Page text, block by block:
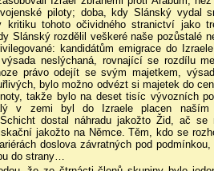
piloty; doba, kdy Slánský vydal
kritiku tohoto očividného stranictví jako
Slánský rozdělil veškeré naše pozůstalé
kandidátům emigrace do
neslýchaná, rovnající se rozdílu
právo odejít se svým majetkem,
bylo možno odvézt si majetek do
takže bylo na deset tisíc vývozních
v zemi byl do Izraele placen
dostal náhradu jakožto Žid, ač
jakožto na Němce. Těm, kdo se
doslova závratných pod
do strany…